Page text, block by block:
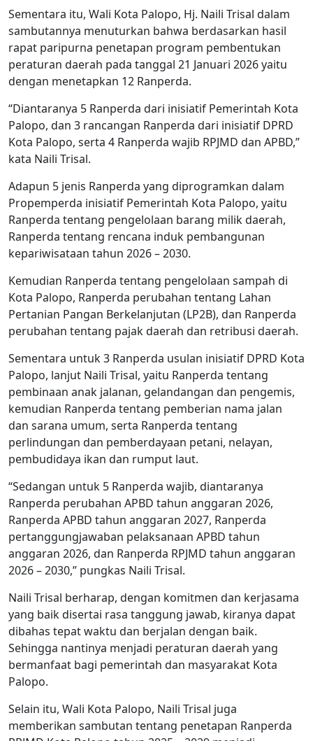
Sementara itu, Wali Kota Palopo, Hj. Naili Trisal dalam
sambutannya menuturkan bahwa berdasarkan hasil
rapat paripurna penetapan program pembentukan
peraturan daerah pada tanggal 21 Januari 2026 yaitu
dengan menetapkan 12 Ranperda.
“Diantaranya 5 Ranperda dari inisiatif Pemerintah Kota
Palopo, dan 3 rancangan Ranperda dari inisiatif DPRD
Kota Palopo, serta 4 Ranperda wajib RPJMD dan APBD,”
kata Naili Trisal.
Adapun 5 jenis Ranperda yang diprogramkan dalam
Propemperda inisiatif Pemerintah Kota Palopo, yaitu
Ranperda tentang pengelolaan barang milik daerah,
Ranperda tentang rencana induk pembangunan
kepariwisataan tahun 2026 – 2030.
Kemudian Ranperda tentang pengelolaan sampah di
Kota Palopo, Ranperda perubahan tentang Lahan
Pertanian Pangan Berkelanjutan (LP2B), dan Ranperda
perubahan tentang pajak daerah dan retribusi daerah.
Sementara untuk 3 Ranperda usulan inisiatif DPRD Kota
Palopo, lanjut Naili Trisal, yaitu Ranperda tentang
pembinaan anak jalanan, gelandangan dan pengemis,
kemudian Ranperda tentang pemberian nama jalan
dan sarana umum, serta Ranperda tentang
perlindungan dan pemberdayaan petani, nelayan,
pembudidaya ikan dan rumput laut.
“Sedangan untuk 5 Ranperda wajib, diantaranya
Ranperda perubahan APBD tahun anggaran 2026,
Ranperda APBD tahun anggaran 2027, Ranperda
pertanggungjawaban pelaksanaan APBD tahun
anggaran 2026, dan Ranperda RPJMD tahun anggaran
2026 – 2030,” pungkas Naili Trisal.
Naili Trisal berharap, dengan komitmen dan kerjasama
yang baik disertai rasa tanggung jawab, kiranya dapat
dibahas tepat waktu dan berjalan dengan baik.
Sehingga nantinya menjadi peraturan daerah yang
bermanfaat bagi pemerintah dan masyarakat Kota
Palopo.
Selain itu, Wali Kota Palopo, Naili Trisal juga
memberikan sambutan tentang penetapan Ranperda